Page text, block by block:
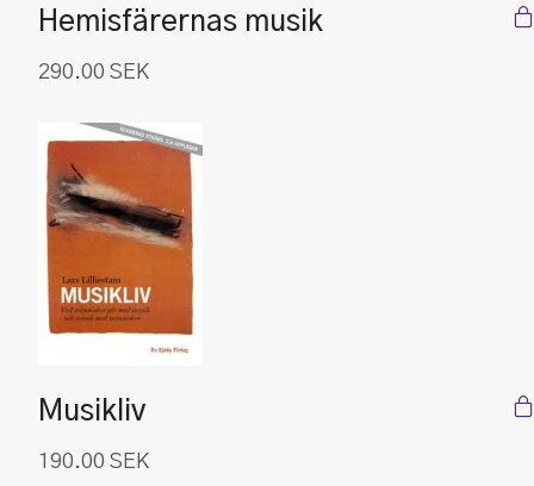
Hemisfärernas musik
290.00 SEK
Musikliv
190.00 SEK